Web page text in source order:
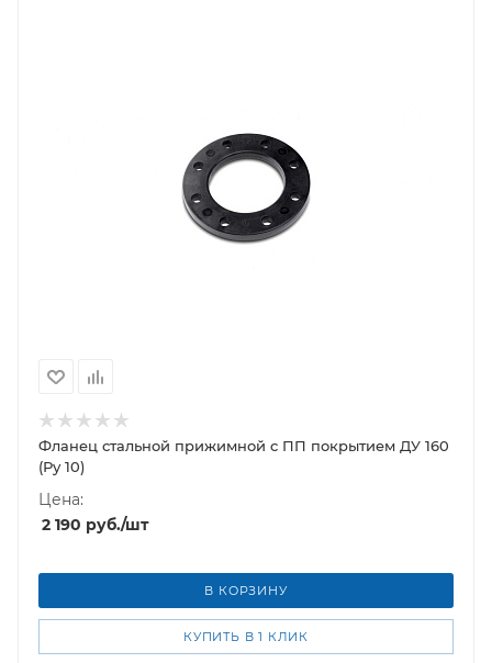
Фланец стальной прижимной c ПП покрытием ДУ 160
(Ру 10)
Цена:
2 190 руб./шт
В КОРЗИНУ
КУПИТЬ В 1 КЛИК